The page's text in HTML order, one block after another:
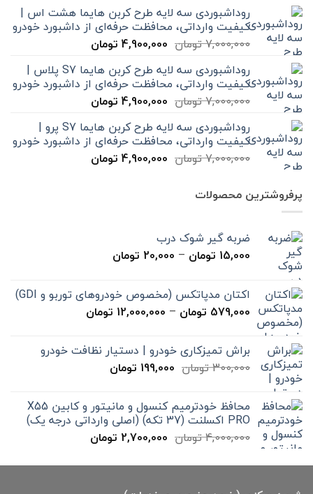
7,000,000 تومان
بود.
4,900,000 تومان
است.
روداشبوردی سه‌ لایه طرح کربن هایما هشت اس |
کیفیت وارداتی، محافظت حرفه‌ای از داشبورد خودرو
7,000,000تومان قیمت
7,000,000 تومان
بود.
4,900,000 تومانقیمت
4,900,000 تومان
است.
روداشبوردی سه‌ لایه طرح کربن هایما S7 پلاس |
کیفیت وارداتی، محافظت حرفه‌ای از داشبورد خودرو
7,000,000تومان قیمت
7,000,000 تومان
بود.
4,900,000 تومانقیمت
4,900,000 تومان
است.
روداشبوردی سه‌ لایه طرح کربن هایما S7 پرو |
کیفیت وارداتی، محافظت حرفه‌ای از داشبورد خودرو
7,000,000تومان قیمت
4,900,000 تومانقیمت
پرفروشترین محصولات
ضربه گیر شوک درب
15,000 تومان –
20,000 تومان
تا
20,000 تومان
اکتان مدپاتکس (مخصوص خودروهای توربو و GDI)
579,000 تومان –
12,000,000 تومان
تا
براش تمیزکاری خودرو | دستیار نظافت خودرو
300,000تومان قیمت
بود.
199,000 تومانقیمت
199,000 تومان
است. محافظ خودترمیم کنسول و مانیتور و کابین X55
PRO اکسلنت (37 تکه) (اصلی وارداتی درجه یک)
4,000,000تومان قیمت
4,000,000 تومان
2,700,000 تومانقیمت
2,700,000 تومان